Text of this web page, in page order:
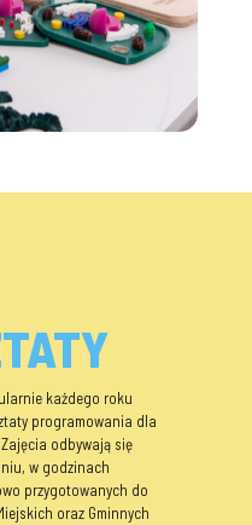
każdego roku
programowania dla
odbywają się
w godzinach
przygotowanych do
oraz Gminnych